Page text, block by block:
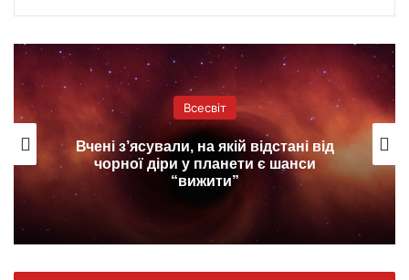
Всесвіт
Вчені з’ясували, на якій відстані від
чорної діри у планети є шанси
“вижити”